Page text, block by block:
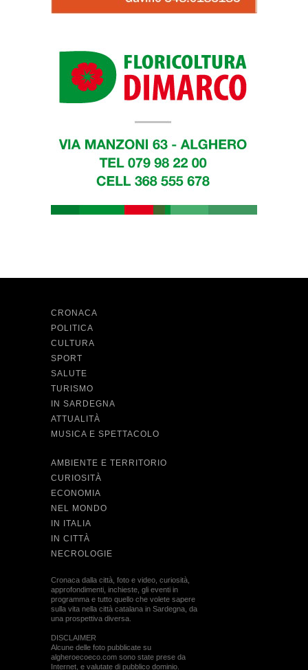
CRONACA
POLITICA
CULTURA
SPORT
SALUTE
TURISMO
IN SARDEGNA
ATTUALITÀ
MUSICA E SPETTACOLO
AMBIENTE E TERRITORIO
CURIOSITÀ
ECONOMIA
NEL MONDO
IN ITALIA
IN CITTÀ
NECROLOGIE
Cronaca dalla città, foto e video, curiosità,
approfondimenti, inchieste, gli eventi in
programma e tutto quello che volete sapere
sulla vita nella città catalana in Sardegna, da
una prospettiva diversa.
DISCLAIMER
Alcune delle foto pubblicate su
algheroecoeco.com sono state prese da
Internet, e valutate di pubblico dominio.